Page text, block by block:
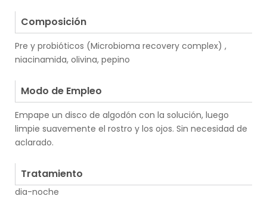
Composición
Pre y probióticos (Microbioma recovery complex) ,
niacinamida, olivina, pepino
Modo de Empleo
Empape un disco de algodón con la solución, luego
limpie suavemente el rostro y los ojos. Sin necesidad de
aclarado.
Tratamiento
dia-noche